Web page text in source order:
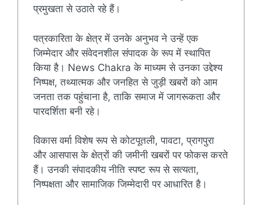
प्रमुखता से उठाते रहे हैं।
पत्रकारिता के क्षेत्र में उनके अनुभव ने उन्हें एक
जिम्मेदार और संवेदनशील संपादक के रूप में स्थापित
किया है। News Chakra के माध्यम से उनका उद्देश्य
निष्पक्ष, तथ्यात्मक और जनहित से जुड़ी खबरों को आम
जनता तक पहुंचाना है, ताकि समाज में जागरूकता और
पारदर्शिता बनी रहे।
विकास वर्मा विशेष रूप से कोटपूतली, पावटा, प्रागपुरा
और आसपास के क्षेत्रों की जमीनी खबरों पर फोकस करते
हैं। उनकी संपादकीय नीति स्पष्ट रूप से सत्यता,
निष्पक्षता और सामाजिक जिम्मेदारी पर आधारित है।